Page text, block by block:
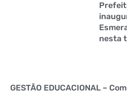
nesta
GESTÃO EDUCACIONAL –